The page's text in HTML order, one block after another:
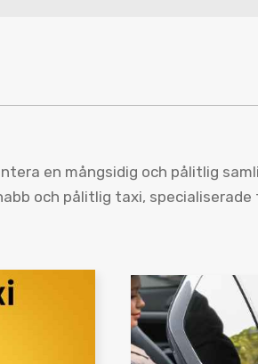
en mångsidig och pålitlig
och pålitlig taxi,